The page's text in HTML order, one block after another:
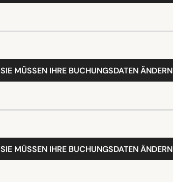
SIE MÜSSEN IHRE BUCHUNGSDATEN ÄNDERN
SIE MÜSSEN IHRE BUCHUNGSDATEN ÄNDERN